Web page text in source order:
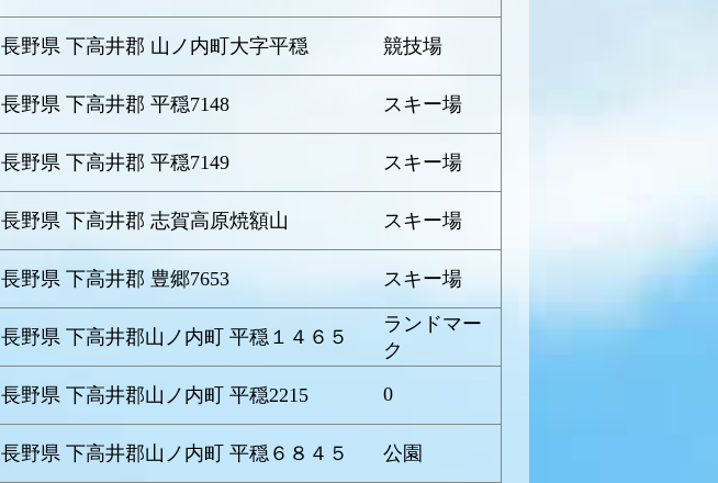
長野県 下高井郡 山ノ内町大字平穏 競技場
長野県 下高井郡 平穏7148 スキー場
長野県 下高井郡 平穏7149 スキー場
長野県 下高井郡 志賀高原焼額山 スキー場
長野県 下高井郡 豊郷7653 スキー場
長野県 下高井郡山ノ内町 平穏１４６５
ランドマー
ク
長野県 下高井郡山ノ内町 平穏2215 0
長野県 下高井郡山ノ内町 平穏６８４５ 公園